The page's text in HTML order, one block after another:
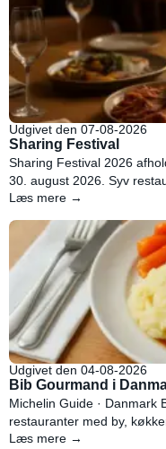
Udgivet den 07-08-2026
Sharing Festival
Sharing Festival 2026
30. august 2026. Syv
Læs mere →
Udgivet den 04-08-2026
Bib Gourmand i
Michelin Guide · Danmark
restauranter med by,
Læs mere →